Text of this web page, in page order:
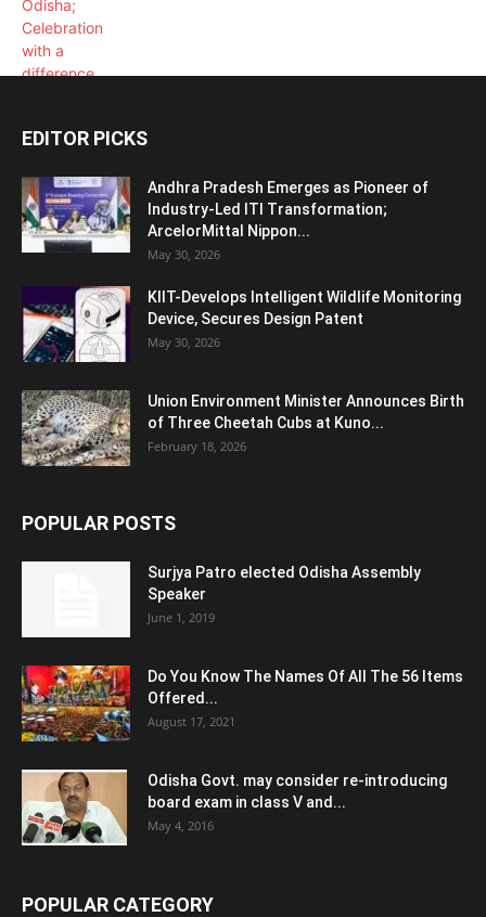
EDITOR PICKS
Andhra Pradesh Emerges as Pioneer of
Industry-Led ITI Transformation;
ArcelorMittal Nippon...
May 30, 2026
KIIT-Develops Intelligent Wildlife Monitoring
Device, Secures Design Patent
May 30, 2026
Union Environment Minister Announces Birth
of Three Cheetah Cubs at Kuno...
February 18, 2026
POPULAR POSTS
Surjya Patro elected Odisha Assembly
Speaker
June 1, 2019
Do You Know The Names Of All The 56 Items
Offered...
August 17, 2021
Odisha Govt. may consider re-introducing
board exam in class V and...
May 4, 2016
POPULAR CATEGORY